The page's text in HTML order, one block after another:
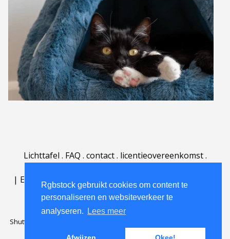
Rgbstock gebruikt cookies om content te
personaliseren en websiteverkeer te
analyseren.
Lees meer
Lichttafel . FAQ . contact. licentieovereenkomst.
| English | Deutsch Español | Português
Nederlands|
Shutterstock official partner of Rgbstock
Rgbstock